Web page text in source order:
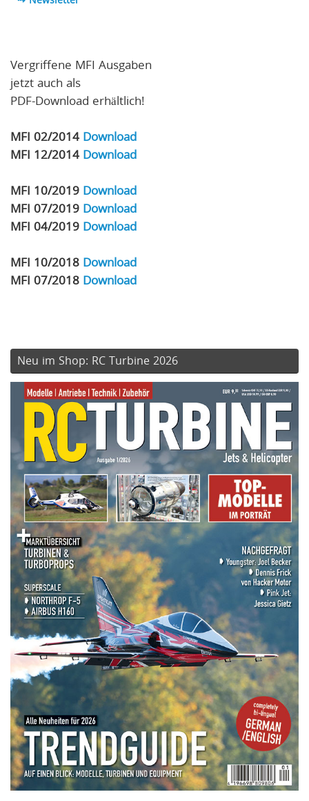
Vergriffene MFI Ausgaben
jetzt auch als
PDF-Download erhältlich!
MFI 02/2014 Download
MFI 12/2014 Download
MFI 10/2019 Download
MFI 07/2019 Download
MFI 04/2019 Download
MFI 10/2018 Download
MFI 07/2018 Download
Neu im Shop: RC Turbine 2026